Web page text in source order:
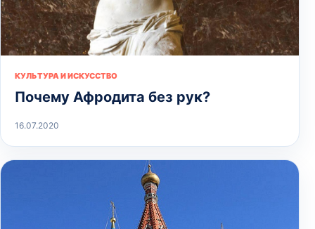
КУЛЬТУРА И ИСКУССТВО
Почему Афродита без рук?
16.07.2020